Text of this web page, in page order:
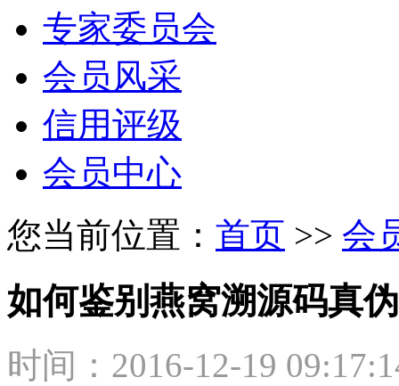
专家委员会
会员风采
信用评级
会员中心
您当前位置： 首页 >> 会
如何鉴别燕窝溯源码真伪
时间：2016-12-19